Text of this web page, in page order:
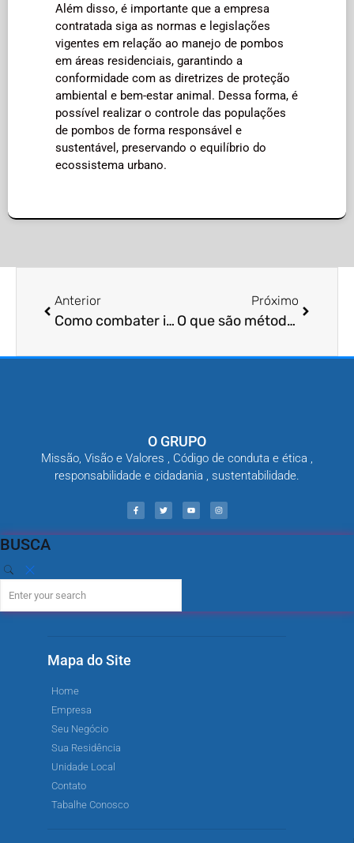
Além disso, é importante que a empresa
contratada siga as normas e legislações
vigentes em relação ao manejo de pombos
em áreas residenciais, garantindo a
conformidade com as diretrizes de proteção
ambiental e bem-estar animal. Dessa forma, é
possível realizar o controle das populações
de pombos de forma responsável e
sustentável, preservando o equilíbrio do
ecossistema urbano.
Anterior
Como combater infestações de cupins?
Próximo
O que são métodos de monitoramento de escorpiões?
O GRUPO
Missão, Visão e Valores , Código de conduta e ética ,
responsabilidade e cidadania , sustentabilidade.
BUSCA
Mapa do Site
Home
Empresa
Seu Negócio
Sua Residência
Unidade Local
Contato
Tabalhe Conosco